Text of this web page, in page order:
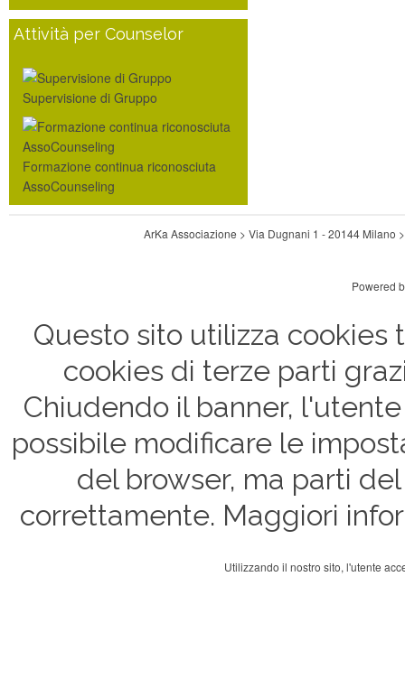
Attività per Counselor
Supervisione di Gruppo
Formazione continua riconosciuta
AssoCounseling
ArKa Associazione > Via Dugnani 1 - 20144 Milano
Powered
Questo sito utilizza cookies
cookies di terze parti
Chiudendo il banner,
possibile modificare le
del browser, ma parti
correttamente. Maggiori
Utilizzando il nostro sito, l'utente